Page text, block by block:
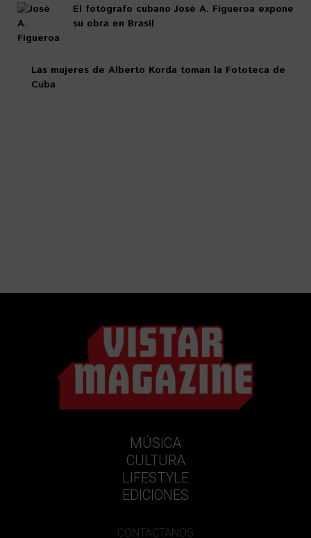
El fotógrafo cubano José A. Figueroa expone
su obra en Brasil
Las mujeres de Alberto Korda toman la Fototeca de
Cuba
MÚSICA
CULTURA
LIFESTYLE
EDICIONES
CONTÁCTANOS